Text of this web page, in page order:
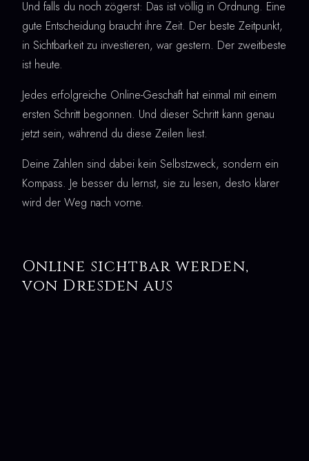
Und falls du noch zögerst: Das ist völlig in Ordnung. Eine
gute Entscheidung braucht ihre Zeit. Der beste Zeitpunkt,
in Sichtbarkeit zu investieren, war gestern. Der zweitbeste
ist heute.
Jedes erfolgreiche Online-Geschäft hat einmal mit einem
ersten Schritt begonnen. Und dieser Schritt kann genau
jetzt sein, während du diese Zeilen liest.
Deine Zahlen sind dabei kein Selbstzweck, sondern ein
Kompass. Je besser du lernst, sie zu lesen, desto klarer
wird der Weg nach vorne.
Online sichtbar werden,
von Dresden aus